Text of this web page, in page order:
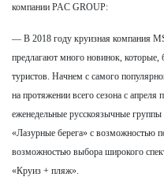
компании PAC GROUP:
— В 2018 году круизная компания
предлагают много новинок, которые,
туристов. Начнем с самого
на протяжении всего сезона с апреля
еженедельные русскоязычные
«Лазурные берега» с возможностью
возможностью выбора широкого
«Круиз + пляж».